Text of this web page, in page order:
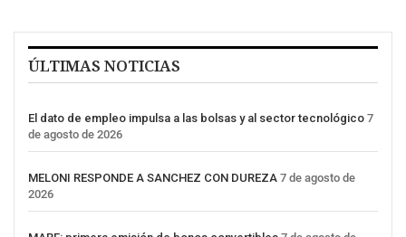
ÚLTIMAS NOTICIAS
El dato de empleo impulsa a las bolsas y al sector tecnológico 7
de agosto de 2026
MELONI RESPONDE A SANCHEZ CON DUREZA 7 de agosto de
2026